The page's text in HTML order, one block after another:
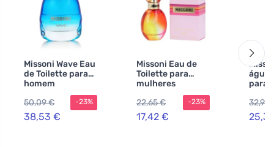
Missoni Wave Eau
de Toilette para
homem
50,09 €
38,53 €
-23%
Missoni Eau de
Toilette para
mulheres
22,65 €
17,42 €
-23%
água
para
32,91